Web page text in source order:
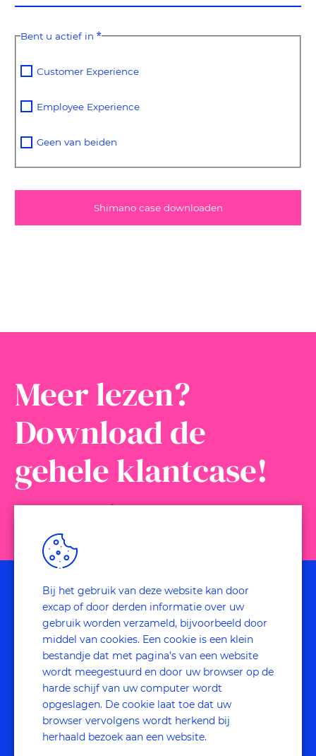
Bent u actief in*
Customer Experience
Employee Experience
Geen van beiden
Meer lezen?
Download de
gehele klantcase!
ook interessant
voor jou
Bij het gebruik van deze website kan door
excap of door derden informatie over uw
gebruik worden verzameld, bijvoorbeeld door
middel van cookies. Een cookie is een klein
bestandje dat met pagina’s van een website
wordt meegestuurd en door uw browser op de
harde schijf van uw computer wordt
opgeslagen. De cookie laat toe dat uw
browser vervolgens wordt herkend bij
herhaald bezoek aan een website.